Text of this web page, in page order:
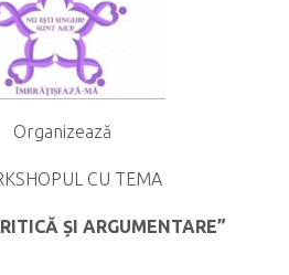
Organizează
CU TEMA
ȘI ARGUMENTARE”